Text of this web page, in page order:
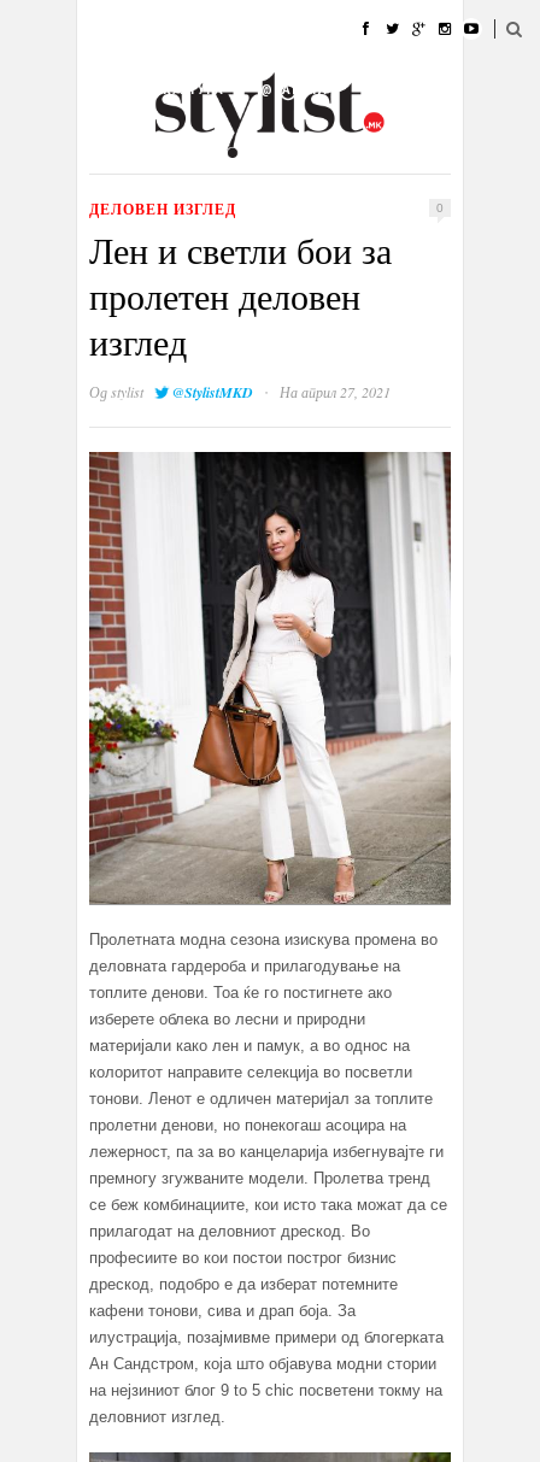
УБАВИНА
КУЛТУРА @РАБОТА
ИЗЛОГ
ДЕЛОВЕН ИЗГЛЕД 0
Лен и светли бои за
пролетен деловен
изглед
Одstylist @StylistMKD · На април 27, 2021
Пролетната модна сезона изискува промена во
деловната гардероба и прилагодување на
топлите денови. Тоа ќе го постигнете ако
изберете облека во лесни и природни
материјали како лен и памук, а во однос на
колоритот направите селекција во посветли
тонови. Ленот е одличен материјал за топлите
пролетни денови, но понекогаш асоцира на
лежерност, па за во канцеларија избегнувајте ги
премногу згужваните модели. Пролетва тренд
се беж комбинациите, кои исто така можат да се
прилагодат на деловниот дрескод. Во
професиите во кои постои построг бизнис
дрескод, подобро е да изберат потемните
кафени тонови, сива и драп боја. За
илустрација, позајмивме примери од блогерката
Ан Сандстром, која што објавува модни стории
на нејзиниот блог 9 to 5 chic посветени токму на
деловниот изглед.